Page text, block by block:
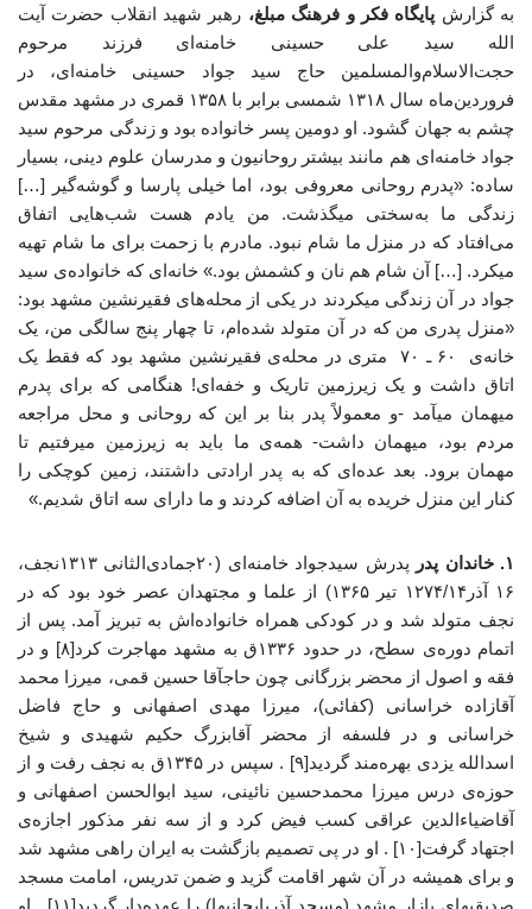
به گزارش پایگاه فکر و فرهنگ مبلغ، رهبر شهید انقلاب حضرت آیت
الله سید علی حسینی خامنه‌ای فرزند مرحوم
حجت‌الاسلام‌والمسلمین حاج سید جواد حسینی خامنه‌ای، در
فروردین‌ماه سال ۱۳۱۸ شمسی برابر با ۱۳۵۸ قمری در مشهد مقدس
چشم به جهان گشود. او دومین پسر خانواده بود و زندگی مرحوم سید
جواد خامنه‌ای هم مانند بیشتر روحانیون و مدرسان علوم دینی، بسیار
ساده: «پدرم روحانی معروفی بود، اما خیلی پارسا و گوشه‌گیر […]
زندگی ما به‌سختی میگذشت. من یادم هست شب‌هایی اتفاق
می‌افتاد که در منزل ما شام نبود. مادرم با زحمت برای ما شام تهیه
میکرد. […] آن شام هم نان و کشمش بود.» خانه‌ای که خانواده‌ی سید
جواد در آن زندگی میکردند در یکی از محله‌های فقیرنشین مشهد بود:
«منزل پدری من که در آن متولد شده‌ام، تا چهار پنج سالگی من، یک
خانه‌ی ۶۰ ـ ۷۰ متری در محله‌ی فقیرنشین مشهد بود که فقط یک
اتاق داشت و یک زیرزمین تاریک و خفه‌ای! هنگامی که برای پدرم
میهمان میآمد -و معمولاً پدر بنا بر این که روحانی و محل مراجعه
مردم بود، میهمان داشت- همه‌ی ما باید به زیرزمین میرفتیم تا
مهمان برود. بعد عده‌ای که به پدر ارادتی داشتند، زمین کوچکی را
کنار این منزل خریده به آن اضافه کردند و ما دارای سه اتاق شدیم.»
۱. خاندان پدر
پدرش سیدجواد خامنه‌ای (۲۰جمادی‌الثانی ۱۳۱۳نجف،
۱۶ آذر۱۲۷۴/۱۴ تیر ۱۳۶۵) از علما و مجتهدان عصر خود بود که در
نجف متولد شد و در کودکی همراه خانواده‌اش به تبریز آمد. پس از
اتمام دوره‌ی سطح، در حدود ۱۳۳۶ق به مشهد مهاجرت کرد[۸] و در
فقه و اصول از محضر بزرگانی چون حاجآقا حسین قمی، میرزا محمد
آقازاده خراسانی (کفائی)، میرزا مهدی اصفهانی و حاج فاضل
خراسانی و در فلسفه از محضر آقابزرگ حکیم شهیدی و شیخ
اسدالله یزدی بهره‌مند گردید[۹] . سپس در ۱۳۴۵ق به نجف رفت و از
حوزه‌ی درس میرزا محمدحسین نائینی، سید ابوالحسن اصفهانی و
آقاضیاءالدین عراقی کسب فیض کرد و از سه نفر مذکور اجازه‌ی
اجتهاد گرفت[۱۰] . او در پی تصمیم بازگشت به ایران راهی مشهد شد
و برای همیشه در آن شهر اقامت گزید و ضمن تدریس، امامت مسجد
صدیقیهای بازار مشهد (مسجد آذربایجانیها) را عهده‌دار گردید[۱۱] . او